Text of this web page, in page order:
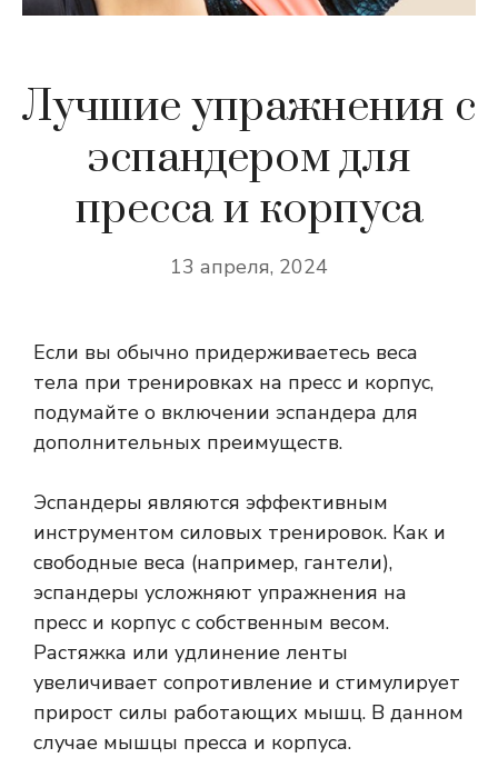
Лучшие упражнения с
эспандером для
пресса и корпуса
13 апреля, 2024
Если вы обычно придерживаетесь веса
тела при тренировках на пресс и корпус,
подумайте о включении эспандера для
дополнительных преимуществ.
Эспандеры являются эффективным
инструментом силовых тренировок. Как и
свободные веса (например, гантели),
эспандеры усложняют упражнения на
пресс и корпус с собственным весом.
Растяжка или удлинение ленты
увеличивает сопротивление и стимулирует
прирост силы работающих мышц. В данном
случае мышцы пресса и корпуса.